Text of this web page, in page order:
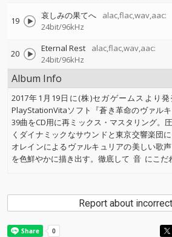
19 哀しみの果てへ
alac,flac,wav,aac:
24bit/96kHz
20 Eternal Rest
alac,flac,wav,aac:
24bit/96kHz
Album Info
2017年1月19日に(株)セガゲームスより発
PlayStationVitaソフト『蒼き革命のヴァル
39曲をCD用に再ミックス・マスタリング。
くダイナミックなサウンドと東京交響楽団
オレインによるヴァルキュリアの美しい歌
を色鮮やかに描き出す。徹底して 音 にこだ
Report about